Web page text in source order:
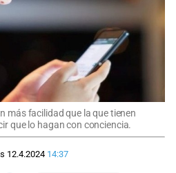
más facilidad que la que tienen
que lo hagan con conciencia.
12.4.2024 14:37